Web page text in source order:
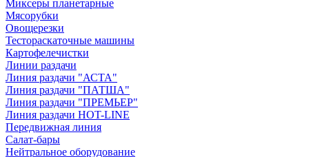
Миксеры планетарные
Мясорубки
Овощерезки
Тестораскаточные машины
Картофелечистки
Линии раздачи
Линия раздачи "АСТА"
Линия раздачи "ПАТША"
Линия раздачи "ПРЕМЬЕР"
Линия раздачи HOT-LINE
Передвижная линия
Салат-бары
Нейтральное оборудование